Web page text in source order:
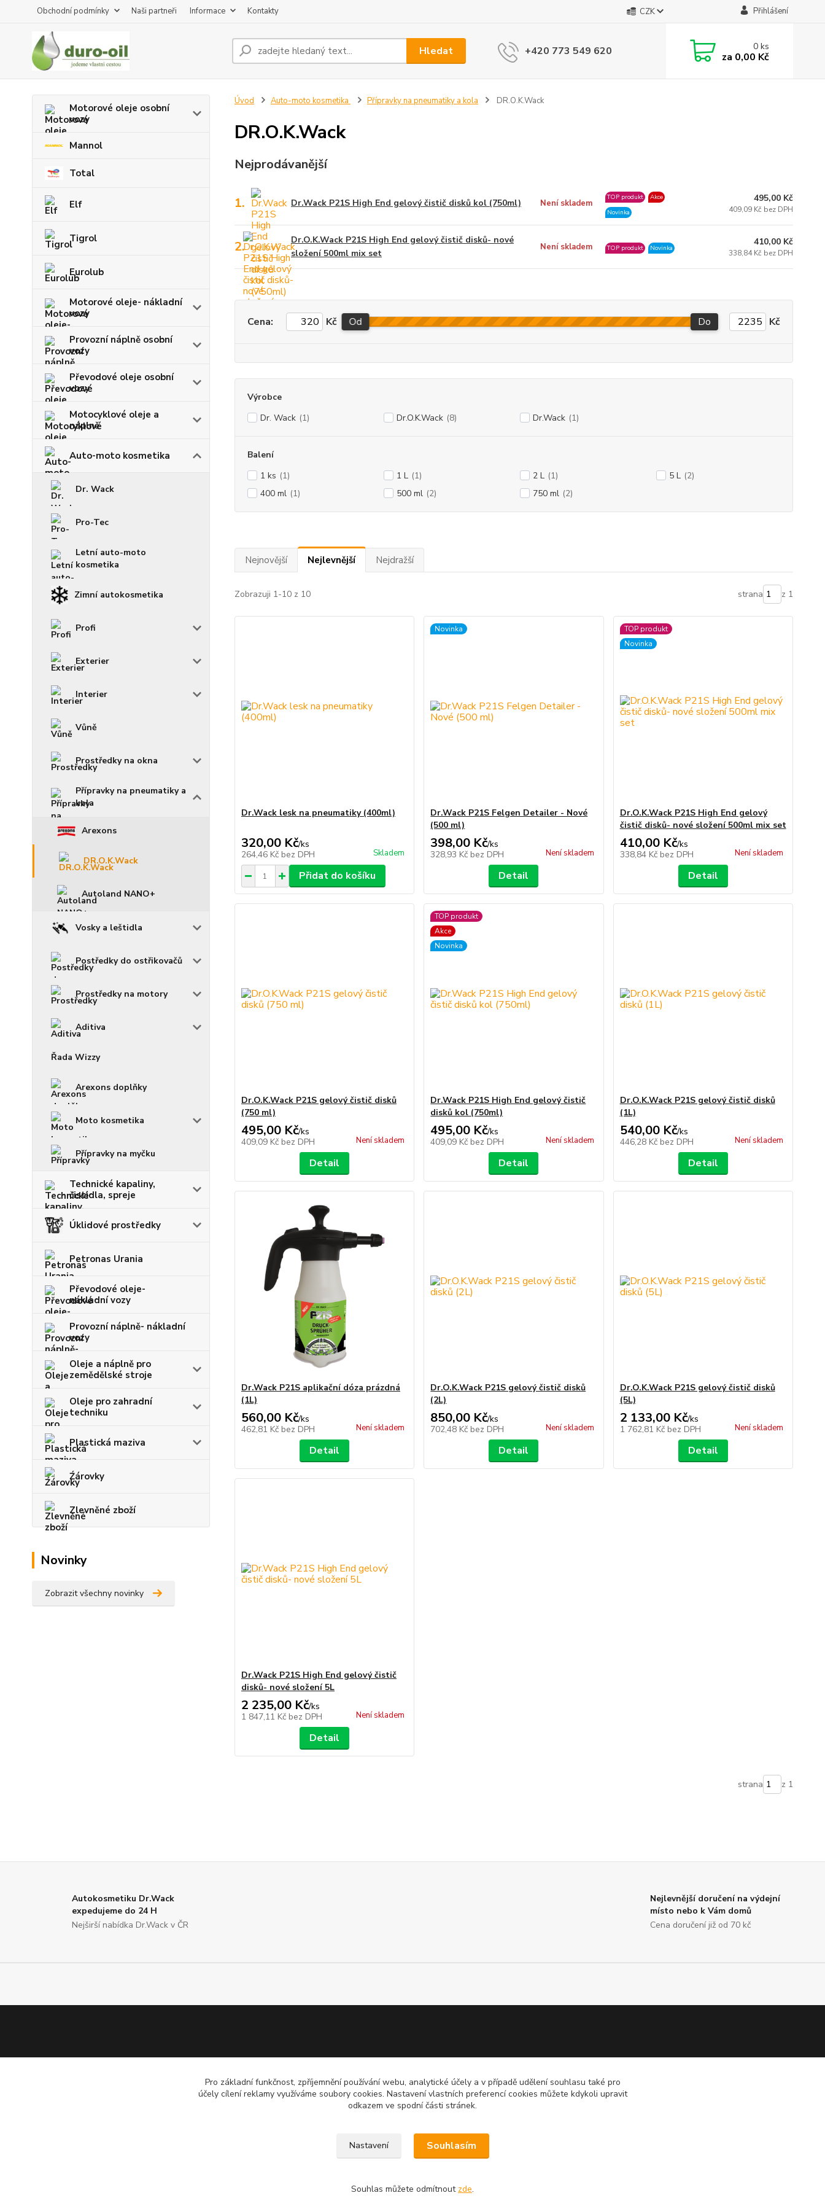
Obchodní podmínky Naši partneři Informace Kontakty CZK Přihlášení
Hledat +420 773 549 620 0ks
za 0,00 Kč
Motorové oleje osobní
vozy
Mannol
Total
Elf
Tigrol
Eurolub
Motorové oleje- nákladní
vozy
Provozní náplně osobní
vozy
Převodové oleje osobní
vozy
Motocyklové oleje a
náplně
Auto-moto kosmetika
Dr. Wack
Pro-Tec
Letní auto-moto
kosmetika
Zimní autokosmetika
Profi
Exterier
Interier
Vůně
Prostředky na okna
Přípravky na pneumatiky a
kola
Arexons
DR.O.K.Wack
Autoland NANO+
Vosky a leštidla
Postředky do ostřikovačů
Prostředky na motory
Aditiva
Řada Wizzy
Arexons doplňky
Moto kosmetika
Přípravky na myčku
Technické kapaliny,
čistidla, spreje
Úklidové prostředky
Petronas Urania
Převodové oleje-
nákladní vozy
Provozní náplně- nákladní
vozy
Oleje a náplně pro
zemědělské stroje
Oleje pro zahradní
techniku
Plastická maziva
Źárovky
Zlevněné zboží
Novinky
Zobrazit všechny novinky
Úvod Auto-moto kosmetika Přípravky na pneumatiky a kola DR.O.K.Wack
DR.O.K.Wack
Nejprodávanější
1. Dr.Wack P21S High End gelový čistič disků kol (750ml) Není skladem
TOP produkt
Akce
Novinka
495,00 Kč
409,09 Kč bez DPH
2.
Dr.O.K.Wack P21S High End gelový čistič disků- nové
složení 500ml mix set
Není skladem TOP produkt Novinka
410,00 Kč
338,84 Kč bez DPH
Cena: Kč Od Do Kč
Výrobce
Dr. Wack (1) Dr.O.K.Wack (8) Dr.Wack (1)
Balení
1 ks (1) 1 L (1) 2 L (1) 5 L (2)
400 ml (1) 500 ml (2) 750 ml (2)
Nejnovější Nejlevnější Nejdražší
Zobrazuji 1-10 z 10 strana z 1
Dr.Wack lesk na pneumatiky (400ml)
320,00 Kč/ks
264,46 Kč bez DPH Skladem
Přidat do košíku
Novinka
Dr.Wack P21S Felgen Detailer - Nové
(500 ml)
398,00 Kč/ks
328,93 Kč bez DPH Není skladem
Detail
TOP produkt
Novinka
Dr.O.K.Wack P21S High End gelový
čistič disků- nové složení 500ml mix set
410,00 Kč/ks
338,84 Kč bez DPH Není skladem
Detail
Dr.O.K.Wack P21S gelový čistič disků
(750 ml)
495,00 Kč/ks
409,09 Kč bez DPH Není skladem
Detail
TOP produkt
Akce
Novinka
Dr.Wack P21S High End gelový čistič
disků kol (750ml)
495,00 Kč/ks
409,09 Kč bez DPH Není skladem
Detail
Dr.O.K.Wack P21S gelový čistič disků
(1L)
540,00 Kč/ks
446,28 Kč bez DPH Není skladem
Detail
Dr.Wack P21S aplikační dóza prázdná
(1L)
560,00 Kč/ks
462,81 Kč bez DPH Není skladem
Detail
Dr.O.K.Wack P21S gelový čistič disků
(2L)
850,00 Kč/ks
702,48 Kč bez DPH Není skladem
Detail
Dr.O.K.Wack P21S gelový čistič disků
(5L)
2 133,00 Kč/ks
1 762,81 Kč bez DPH Není skladem
Detail
Dr.Wack P21S High End gelový čistič
disků- nové složení 5L
2 235,00 Kč/ks
1 847,11 Kč bez DPH Není skladem
Detail
strana z 1
Autokosmetiku Dr.Wack
expedujeme do 24 H
Nejširší nabídka Dr.Wack v ČR
Nejlevnější doručení na výdejní
místo nebo k Vám domů
Cena doručení již od 70 kč
info@duro-oil.cz
Pro základní funkčnost, zpříjemnění používání webu, analytické účely a v případě udělení souhlasu také pro
účely cílení reklamy využíváme soubory cookies. Nastavení vlastních preferencí cookies můžete kdykoli upravit
odkazem ve spodní části stránek.
Nastavení Souhlasím
Souhlas můžete odmítnout zde.